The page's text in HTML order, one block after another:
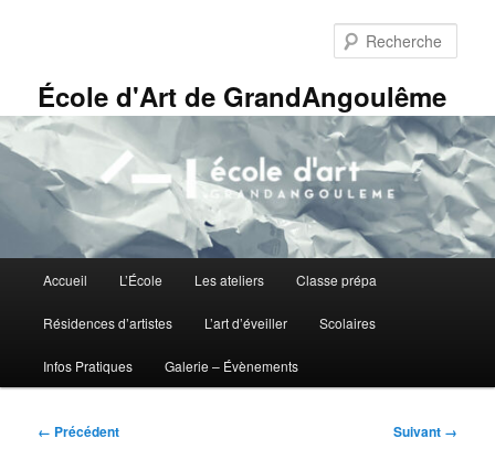
principalÉcole d'Art de GrandAngoulême
principal
Accueil L’École Les ateliers Classe prépa
Résidences d’artistes L’art d’éveiller Scolaires
Infos Pratiques Galerie – Évènements
Navigation
← Précédent Suivant →